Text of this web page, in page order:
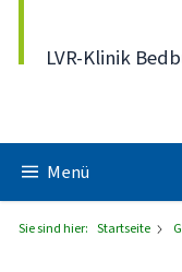
LVR-Klinik
Menü
Sie sind hier: Startseite